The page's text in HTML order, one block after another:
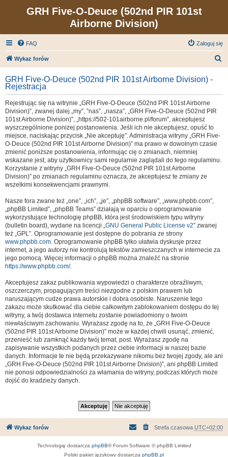
GRH Five-O-Deuce (502nd PIR 101st
Airborne Division)
FAQ Zaloguj się
Wykaz forów
k
GRH Five-O-Deuce (502nd PIR 101st Airborne Division) -
Rejestracja
Rejestrując się na witrynie „GRH Five-O-Deuce (502nd PIR 101st Airborne
Division)”, zwanej dalej „my”, ”nas”, „nasza”, „GRH Five-O-Deuce (502nd PIR
101st Airborne Division)”, „https://502-101airborne.pl/forum”, akceptujesz
wyszczególnione poniżej postanowienia. Jeśli ich nie akceptujesz, opuść to
miejsce, naciskając przycisk „Nie akceptuję”. Administracja witryny „GRH Five-
O-Deuce (502nd PIR 101st Airborne Division)” ma prawo w dowolnym czasie
zmienić poniższe postanowienia, informując cię o zmianach, niemniej
wskazane jest, aby użytkownicy sami regularnie zaglądali do tego regulaminu.
Korzystanie z witryny „GRH Five-O-Deuce (502nd PIR 101st Airborne
Division)” po zmianach regulaminu oznacza, że akceptujesz te zmiany ze
wszelkimi konsekwencjami prawnymi.
Nasze fora zwane też „one”, „ich”, „je”, „phpBB software”, „www.phpbb.com”,
„phpBB Limited”, „phpBB Teams” działają w oparciu o oprogramowanie
wykorzystujące technologię phpBB, która jest środowiskiem typu witryny
(bulletin board), wydane na licencji „GNU General Public License v2” zwanej
też „GPL”. Oprogramowanie jest dostępne do pobrania ze strony
www.phpbb.com. Oprogramowanie phpBB tylko ułatwia dyskusje przez
internet, a jego autorzy nie kontrolują tekstów zamieszczanych w internecie za
jego pomocą. Więcej informacji o phpBB można znaleźć na stronie
https://www.phpbb.com/.
Akceptujesz zakaz publikowania wypowiedzi o charakterze obraźliwym,
oszczerczym, propagującym treści niezgodne z polskim prawem lub
naruszającym cudze prawa autorskie i dobra osobiste. Naruszenie tego
zakazu może skutkować dla ciebie całkowitym zablokowaniem dostępu do tej
witryny, a twój dostawca internetu zostanie powiadomiony o twoim
niewłaściwym zachowaniu. Wyrażasz zgodę na to, że „GRH Five-O-Deuce
(502nd PIR 101st Airborne Division)” może w każdej chwili usunąć, zmienić,
przenieść lub zamknąć każdy twój temat, post. Wyrażasz zgodę na
zapisywanie wszystkich podanych przez ciebie informacji w naszej bazie
danych. Informacje te nie będą przekazywane nikomu bez twojej zgody, ale ani
„GRH Five-O-Deuce (502nd PIR 101st Airborne Division)”, ani phpBB Limited
nie ponosi odpowiedzialności za włamania do witryny, podczas których może
dojść do kradzieży danych.
Wykaz forów Strefa czasowa UTC+02:00
Technologię dostarcza phpBB® Forum Software © phpBB Limited
Polski pakiet językowy dostarcza phpBB.pl